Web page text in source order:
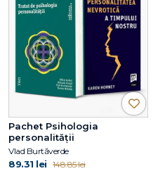
Pachet Psihologia
personalității
Vlad Burtăverde
89.31 lei 148.85 lei